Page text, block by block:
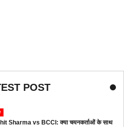
POST
Sharma vs BCCI: क्या चयनकर्ताओं के साथ